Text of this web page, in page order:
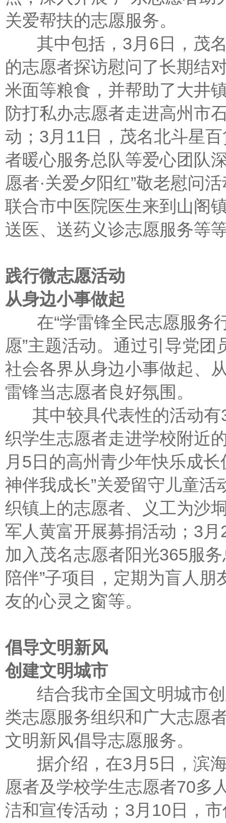
关爱帮扶的志愿服务。
其中包括，3月6日，茂名
的志愿者探访慰问了长期结
米面等粮食，并帮助了大井
防打私办志愿者走进高州市
动；3月11日，茂名北斗星
者暖心服务总队等爱心团队
愿者·关爱夕阳红”敬老慰问
联合市中医院医生来到山阁
送医、送药义诊志愿服务等
践行微志愿活动
从身边小事做起
在“学雷锋全民志愿服务行
愿”主题活动。通过引导党
社会各界从身边小事做起、
雷锋当志愿者良好氛围。
其中较具代表性的活动有
织学生志愿者走进学校附近
月5日的高州青少年快乐成
神伴我成长”关爱留守儿童
织镇上的志愿者、义工为沙
军人黄富开展募捐活动；3
加入茂名志愿者阳光365服
陪伴”子项目，定期为盲人
友的心灵之窗等。
倡导文明新风
创建文明城市
结合我市全国文明城市创
类志愿服务组织和广大志愿
文明新风倡导志愿服务。
据介绍，在3月5日，滨海
愿者及学校学生志愿者70多
洁和宣传活动；3月10日，